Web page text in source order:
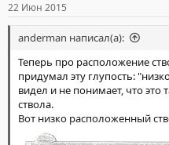
22 Июн 2015
anderman написал(а):
Теперь про расположение
придумал эту глупость:
видел и не понимает, что это
ствола.
Вот низко расположенный